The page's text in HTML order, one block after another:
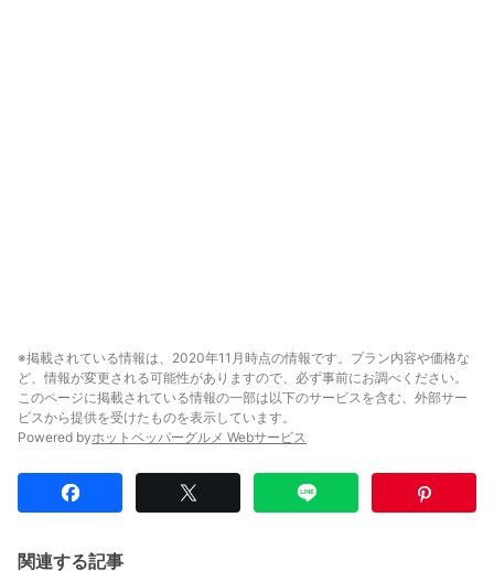
※掲載されている情報は、2020年11月時点の情報です。プラン内容や価格な
ど、情報が変更される可能性がありますので、必ず事前にお調べください。
このページに掲載されている情報の一部は以下のサービスを含む、外部サー
ビスから提供を受けたものを表示しています。
Powered byホットペッパーグルメ Webサービス
関連する記事